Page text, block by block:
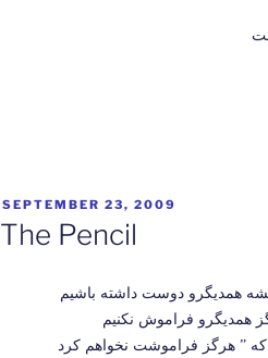
POSTED
ON
SEPTEMBER 23, 2009
The Pencil
همدیگرو دوست داشته باشیم
همدیگرو فراموش نکنیم